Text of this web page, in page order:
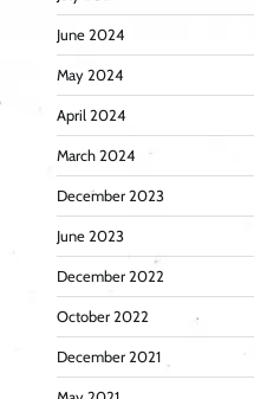
June 2024
May 2024
April 2024
March 2024
December 2023
June 2023
December 2022
October 2022
December 2021